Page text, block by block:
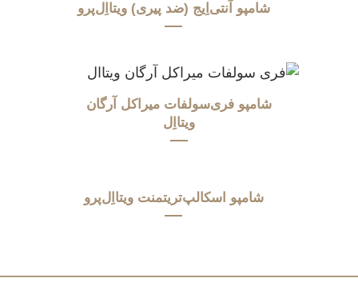
شامپو آنتی‌اِیج (ضد پیری) ویتااِل‌پرو
شامپو فری‌سولفات میراکل آرگان
ویتااِل
شامپو اسکالپ‌تریتمنت ویتااِل‌پرو